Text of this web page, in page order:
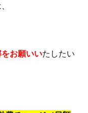
お願いいたしたい